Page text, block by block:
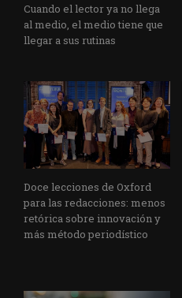
Cuando el lector ya no llega
al medio, el medio tiene que
llegar a sus rutinas
Doce lecciones de Oxford
para las redacciones: menos
retórica sobre innovación y
más método periodístico